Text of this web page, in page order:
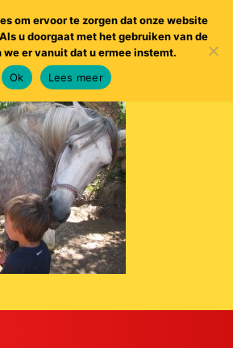
om ervoor te zorgen dat onze website
u doorgaat met het gebruiken van de
we er vanuit dat u ermee instemt.
Ok
Lees meer